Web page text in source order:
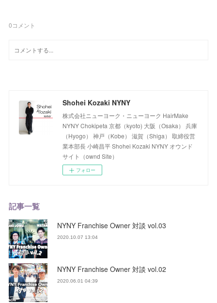
0コメント
Shohei Kozaki NYNY
株式会社ニューヨーク・ニューヨーク HairMake
NYNY Chokipeta 京都（kyoto) 大阪（Osaka） 兵庫
（Hyogo） 神戸（Kobe） 滋賀（Shiga） 取締役営
業本部長 小崎昌平 Shohei Kozaki NYNY オウンド
サイト（ownd Site）
フォロー
記事一覧
NYNY Franchise Owner 対談 vol.03
2020.10.07 13:04
NYNY Franchise Owner 対談 vol.02
2020.06.01 04:39